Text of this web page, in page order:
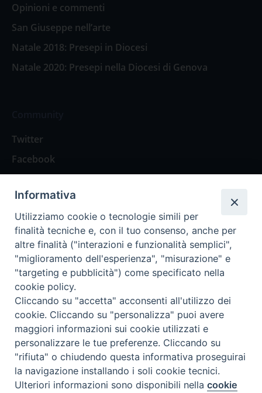
Opinioni e commenti
San Giuseppe nell’arte
Natale 2018: Presepi in Diocesi
Natale 2020: Presepi nella Diocesi di Genova
Twitter
Facebook
Spazio Lettori
Eventi
Eventi diocesani
Privacy Policy Informativa Cookie
Trasparenza
Preferenze Cookie
Informativa
Utilizziamo cookie o tecnologie simili per
finalità tecniche e, con il tuo consenso, anche per
altre finalità ("interazioni e funzionalità semplici",
"miglioramento dell'esperienza", "misurazione" e
"targeting e pubblicità") come specificato nella
cookie policy.
Cliccando su "accetta" acconsenti all'utilizzo dei
cookie. Cliccando su "personalizza" puoi avere
maggiori informazioni sui cookie utilizzati e
personalizzare le tue preferenze. Cliccando su
"rifiuta" o chiudendo questa informativa proseguirai
la navigazione installando i soli cookie tecnici.
Ulteriori informazioni sono disponibili nellacookie